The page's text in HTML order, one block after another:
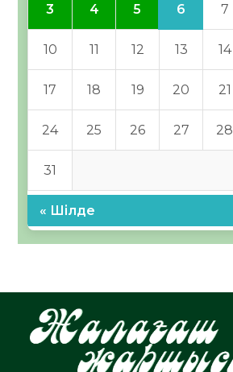
3 4 5 6 7
10 11 12 13 14
17 18 19 20 21
24 25 26 27 28
31
« Шілде